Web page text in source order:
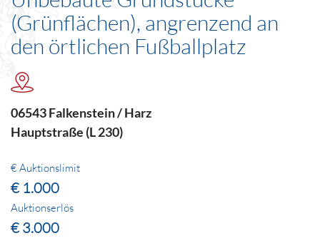
(Grünflächen), angrenzend an
den örtlichen Fußballplatz
06543 Falkenstein / Harz
Hauptstraße (L 230)
€ Auktionslimit
€ 1.000
Auktionserlös
€ 3.000